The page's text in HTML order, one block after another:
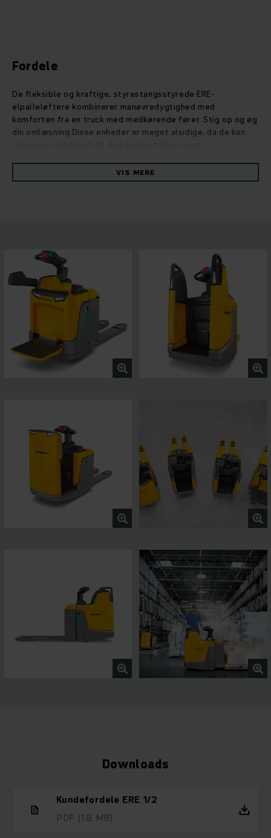
Fordele
De fleksible og kraftige, styrestangsstyrede ERE-
elpalleløftere kombinerer manøvredygtighed med
komforten fra en truck med medkørende fører. Stig op og øg
din omlæsning.Disse enheder er meget alsidige, da de kan
mange modifikationer til dine behov, lige fra den øgede
effektivitet over mere sikkerhed og til udstyr til anvendelse
energibesparelse på op til 33 %. Vores
vekselstrømsmotorer giver dig høj ydelse og hurtig
reaktionstid, uden at gå på kompromis med
manøvredygtigheden.
VIS MERE
Downloads
Kundefordele ERE 1/2
PDF (1,8 MB)